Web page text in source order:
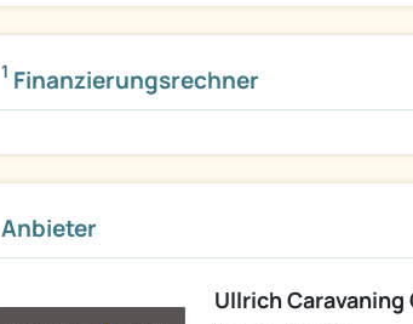
1 Finanzierungsrechner
Anbieter
Ullrich Caravaning